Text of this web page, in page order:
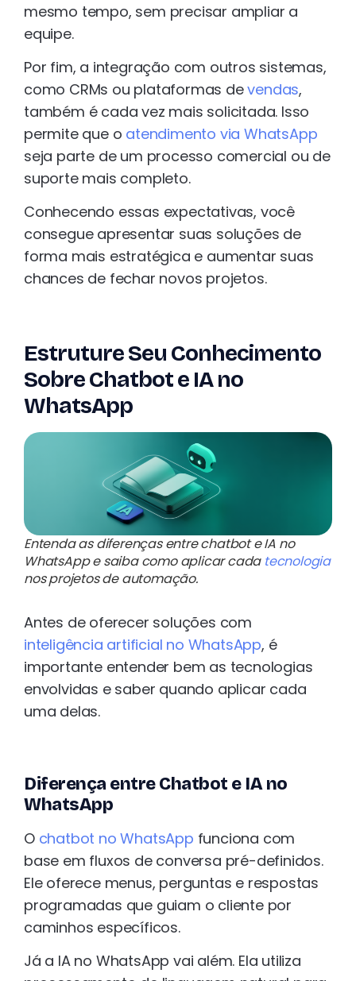
mesmo tempo, sem precisar ampliar a
equipe.
Por fim, a integração com outros sistemas,
como CRMs ou plataformas devendas,
também é cada vez mais solicitada. Isso
permite que o atendimento via WhatsApp
seja parte de um processo comercial ou de
suporte mais completo.
Conhecendo essas expectativas, você
consegue apresentar suas soluções de
forma mais estratégica e aumentar suas
chances de fechar novos projetos.
Estruture Seu Conhecimento
Sobre Chatbot e IA no
WhatsApp
Entenda as diferenças entre chatbot e IA no
WhatsApp e saiba como aplicar cada tecnologia
nos projetos de automação.
Antes de oferecer soluções com
inteligência artificial no WhatsApp, é
importante entender bem as tecnologias
envolvidas e saber quando aplicar cada
uma delas.
Diferença entre Chatbot e IA no
WhatsApp
O chatbot no WhatsApp funciona com
base em fluxos de conversa pré-definidos.
Ele oferece menus, perguntas e respostas
programadas que guiam o cliente por
caminhos específicos.
Já a IA no WhatsApp vai além. Ela utiliza